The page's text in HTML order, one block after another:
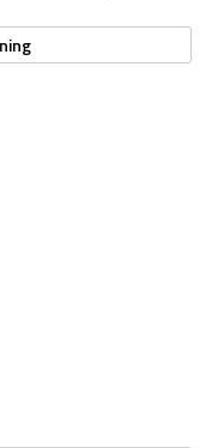
därför din vanliga